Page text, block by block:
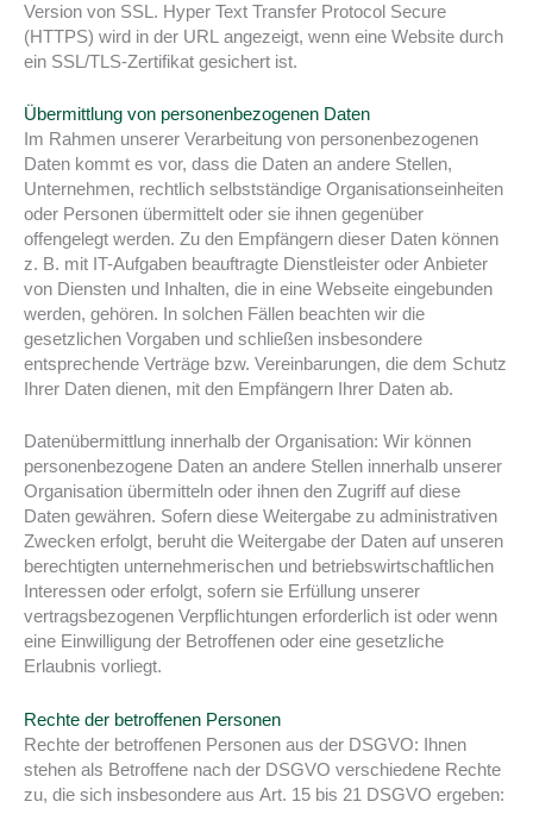
Version von SSL. Hyper Text Transfer Protocol Secure
(HTTPS) wird in der URL angezeigt, wenn eine Website durch
ein SSL/TLS-Zertifikat gesichert ist.
Übermittlung von personenbezogenen Daten
Im Rahmen unserer Verarbeitung von personenbezogenen
Daten kommt es vor, dass die Daten an andere Stellen,
Unternehmen, rechtlich selbstständige Organisationseinheiten
oder Personen übermittelt oder sie ihnen gegenüber
offengelegt werden. Zu den Empfängern dieser Daten können
z. B. mit IT-Aufgaben beauftragte Dienstleister oder Anbieter
von Diensten und Inhalten, die in eine Webseite eingebunden
werden, gehören. In solchen Fällen beachten wir die
gesetzlichen Vorgaben und schließen insbesondere
entsprechende Verträge bzw. Vereinbarungen, die dem Schutz
Ihrer Daten dienen, mit den Empfängern Ihrer Daten ab.
Datenübermittlung innerhalb der Organisation: Wir können
personenbezogene Daten an andere Stellen innerhalb unserer
Organisation übermitteln oder ihnen den Zugriff auf diese
Daten gewähren. Sofern diese Weitergabe zu administrativen
Zwecken erfolgt, beruht die Weitergabe der Daten auf unseren
berechtigten unternehmerischen und betriebswirtschaftlichen
Interessen oder erfolgt, sofern sie Erfüllung unserer
vertragsbezogenen Verpflichtungen erforderlich ist oder wenn
eine Einwilligung der Betroffenen oder eine gesetzliche
Erlaubnis vorliegt.
Rechte der betroffenen Personen
Rechte der betroffenen Personen aus der DSGVO: Ihnen
stehen als Betroffene nach der DSGVO verschiedene Rechte
zu, die sich insbesondere aus Art. 15 bis 21 DSGVO ergeben: